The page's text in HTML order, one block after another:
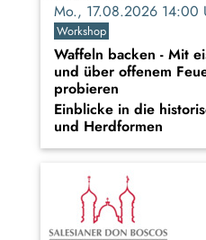
Mo., 17.08.2026 14:00
Workshop
Waffeln backen - Mit
und über offenem
probieren
Einblicke in die
und Herdformen